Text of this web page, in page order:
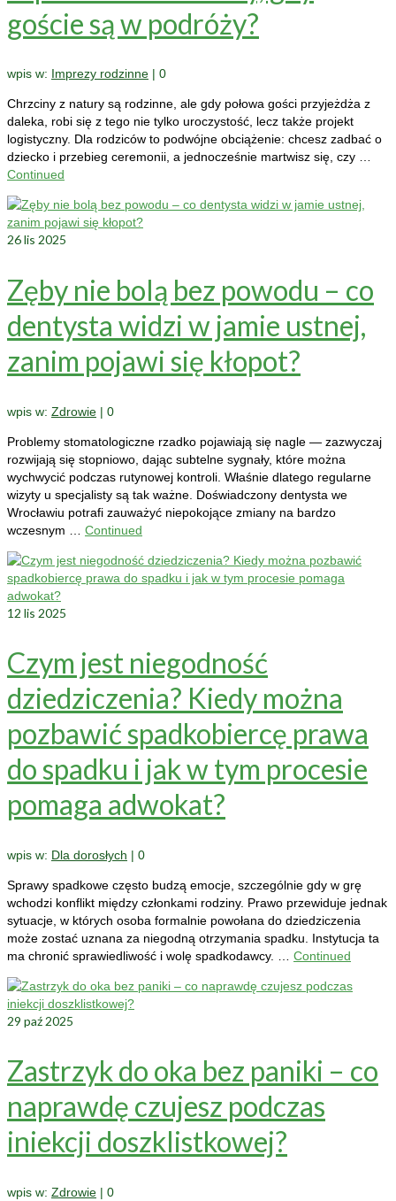
goście są w podróży?
wpis w: Imprezy rodzinne | 0
Chrzciny z natury są rodzinne, ale gdy połowa gości przyjeżdża z
daleka, robi się z tego nie tylko uroczystość, lecz także projekt
logistyczny. Dla rodziców to podwójne obciążenie: chcesz zadbać o
dziecko i przebieg ceremonii, a jednocześnie martwisz się, czy …
Continued
26lis 2025
Zęby nie bolą bez powodu – co
dentysta widzi w jamie ustnej,
zanim pojawi się kłopot?
wpis w: Zdrowie | 0
Problemy stomatologiczne rzadko pojawiają się nagle — zazwyczaj
rozwijają się stopniowo, dając subtelne sygnały, które można
wychwycić podczas rutynowej kontroli. Właśnie dlatego regularne
wizyty u specjalisty są tak ważne. Doświadczony dentysta we
Wrocławiu potrafi zauważyć niepokojące zmiany na bardzo
wczesnym … Continued
12 lis 2025
Czym jest niegodność
dziedziczenia? Kiedy można
pozbawić spadkobiercę prawa
do spadku i jak w tym procesie
pomaga adwokat?
wpis w: Dla dorosłych | 0
Sprawy spadkowe często budzą emocje, szczególnie gdy w grę
wchodzi konflikt między członkami rodziny. Prawo przewiduje jednak
sytuacje, w których osoba formalnie powołana do dziedziczenia
może zostać uznana za niegodną otrzymania spadku. Instytucja ta
ma chronić sprawiedliwość i wolę spadkodawcy. … Continued
29 paź 2025
Zastrzyk do oka bez paniki – co
naprawdę czujesz podczas
iniekcji doszklistkowej?
wpis w: Zdrowie | 0